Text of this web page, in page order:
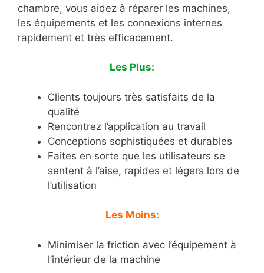
chambre, vous aidez à réparer les machines,
les équipements et les connexions internes
rapidement et très efficacement.
Les Plus:
Clients toujours très satisfaits de la
qualité
Rencontrez l’application au travail
Conceptions sophistiquées et durables
Faites en sorte que les utilisateurs se
sentent à l’aise, rapides et légers lors de
l’utilisation
Les Moins:
Minimiser la friction avec l’équipement à
l’intérieur de la machine